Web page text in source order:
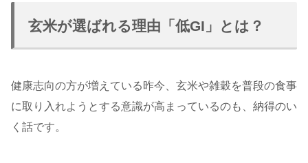
玄米が選ばれる理由「低GI」とは？
健康志向の方が増えている昨今、玄米や雑穀を普段の食事
に取り入れようとする意識が高まっているのも、納得のい
く話です。